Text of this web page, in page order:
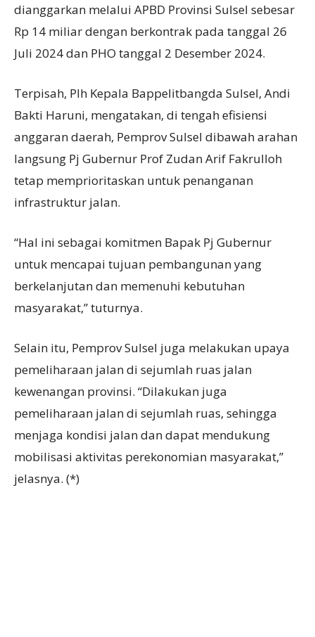
dianggarkan melalui APBD Provinsi Sulsel sebesar
Rp 14 miliar dengan berkontrak pada tanggal 26
Juli 2024 dan PHO tanggal 2 Desember 2024.
Terpisah, Plh Kepala Bappelitbangda Sulsel, Andi
Bakti Haruni, mengatakan, di tengah efisiensi
anggaran daerah, Pemprov Sulsel dibawah arahan
langsung Pj Gubernur Prof Zudan Arif Fakrulloh
tetap memprioritaskan untuk penanganan
infrastruktur jalan.
“Hal ini sebagai komitmen Bapak Pj Gubernur
untuk mencapai tujuan pembangunan yang
berkelanjutan dan memenuhi kebutuhan
masyarakat,” tuturnya.
Selain itu, Pemprov Sulsel juga melakukan upaya
pemeliharaan jalan di sejumlah ruas jalan
kewenangan provinsi. “Dilakukan juga
pemeliharaan jalan di sejumlah ruas, sehingga
menjaga kondisi jalan dan dapat mendukung
mobilisasi aktivitas perekonomian masyarakat,”
jelasnya. (*)